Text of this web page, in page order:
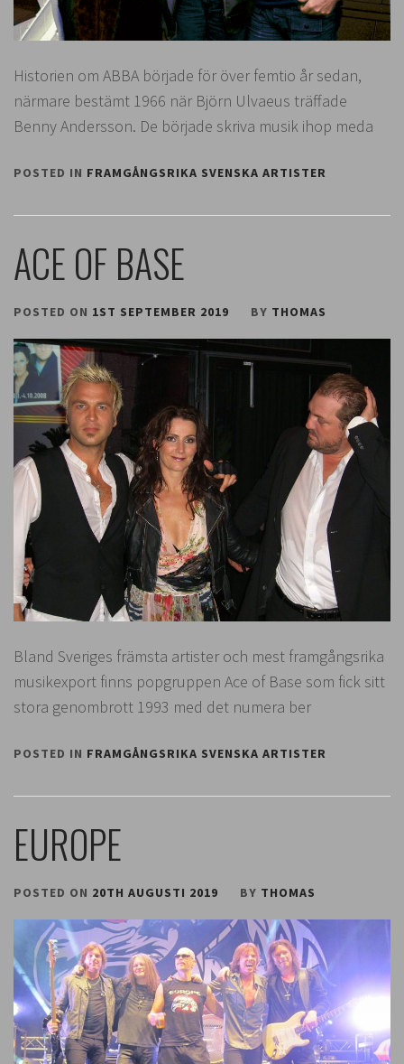
Historien om ABBA började för över femtio år sedan,
närmare bestämt 1966 när Björn Ulvaeus träffade
Benny Andersson. De började skriva musik ihop meda
POSTED IN FRAMGÅNGSRIKA SVENSKA ARTISTER
ACE OF BASE
POSTED ON 1ST SEPTEMBER 2019 BY THOMAS
Bland Sveriges främsta artister och mest framgångsrika
musikexport finns popgruppen Ace of Base som fick sitt
stora genombrott 1993 med det numera ber
POSTED IN FRAMGÅNGSRIKA SVENSKA ARTISTER
EUROPE
POSTED ON 20TH AUGUSTI 2019 BY THOMAS